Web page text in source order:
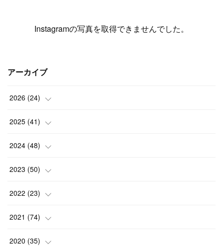
Instagramの写真を取得できませんでした。
アーカイブ
2026 (24)
(1)
(3)
(2)
(7)
( 3)
2025 (41)
(4)
(4)
(3)
(1)
(4)
2024 (48)
(3)
(2)
(4)
(3)
2023 (50)
(3)
(7)
(2)
2022 (23)
(5)
(1)
2021 (74)
(3)
2020 (35)